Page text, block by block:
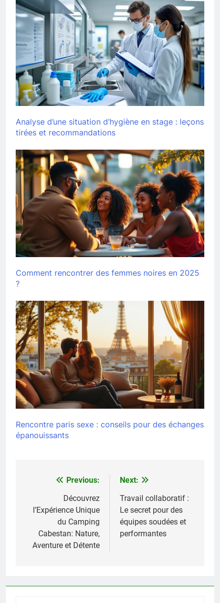
Analyse d’une situation d’hygiène en stage : leçons
tirées et recommandations
Comment rencontrer des femmes noires en 2025
?
Rencontre paris sexe : conseils pour des échanges
épanouissants
Navigation
l’article
Previous:
Découvrez
l’Expérience Unique
du Camping
Cabestan: Nature,
Aventure et Détente
Next:
Travail collaboratif :
Le secret pour des
équipes soudées et
performantes